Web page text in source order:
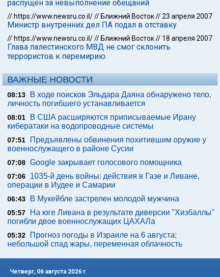
распущен за невыполнение обещаний
// https://www.newsru.co.il/// Ближний Восток//23 апреля 2007
Министр внутренних дел ПА подал в отставку
// https://www.newsru.co.il/// Ближний Восток// 18 апреля 2007
Глава палестинского МВД не смог склонить
террористов к перемирию
ВАЖНЫЕ НОВОСТИ
08:13
В ходе поисков Эльдара Даяна обнаружено тело,
личность погибшего устанавливается
08:01
В США расширяются приписываемые Ирану
кибератаки на водопроводные системы
07:51
Предъявлены обвинения похитившим оружие у
военнослужащего в районе Сусии
07:08 Google закрывает голосового помощника
07:06
1035-й день войны: действия в Газе и Ливане,
операции в Иудее и Самарии
06:43 В Мукейбле застрелен молодой мужчина
05:57
На юге Ливана в результате диверсии "Хизбаллы"
погибли двое военнослужащих ЦАХАЛа
05:32
Прогноз погоды в Израиле на 6 августа:
небольшой спад жары, переменная облачность
Четверг, 06 августа 2026 г.